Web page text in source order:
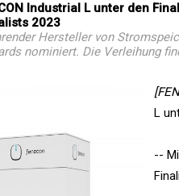
Industrial L unter den
2023
Hersteller von
nominiert. Die Verleihung
L
--